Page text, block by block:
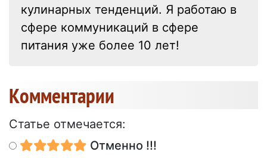
кулинарных тенденций. Я работаю в
сфере коммуникаций в сфере
питания уже более 10 лет!
Kомментарии
Статье отмечается:
Отменно !!!